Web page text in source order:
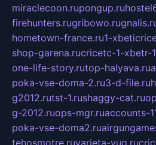
miraclecoon.rupongup.ru
firehunters.rugribowo.ru
hometown-france.ru1-
shop-garena.rucricetc-1-xbetr-
one-life-story.rutop-halyava.ru
poka-vse-doma-2.ru3-d-file.ru
g2012.rutst-1.rushaggy-cat.ru
g-2012.ruops-mgr.ruaccounts-
poka-vse-doma2.ru